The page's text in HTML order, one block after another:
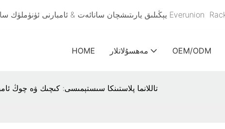
يېڭىلىق يارىتىشچان سانائەت & ئامبارنى ئۈنۈملۈك ساقلاش ئۈچۈن 2005-يىلدىن باشلاپ Everunion
HOME مەھسۇلاتلار OEM/ODM
تاللانما پلاستىنكا سىستېمىسى: كىچىك ۋە چوڭ